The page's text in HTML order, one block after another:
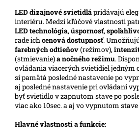
LEDdizajnové svietidlápridávajú
interiéru.Medzi kľúčové vlastnosti
LED technológia,úspornosť,
rade ichcenová dostupnosť.
farebných odtieňov(režimov),
(stmievanie)a nočného režimu.
ovládania viacerých svietidiel jedným
si pamätá posledné nastavenie po
aj posledné nastavenie pri ovládaní
byť svietidlo v zapnutom stave po
viac ako 10sec. a aj vo vypnutom
Hlavné vlastnosti a funkcie: